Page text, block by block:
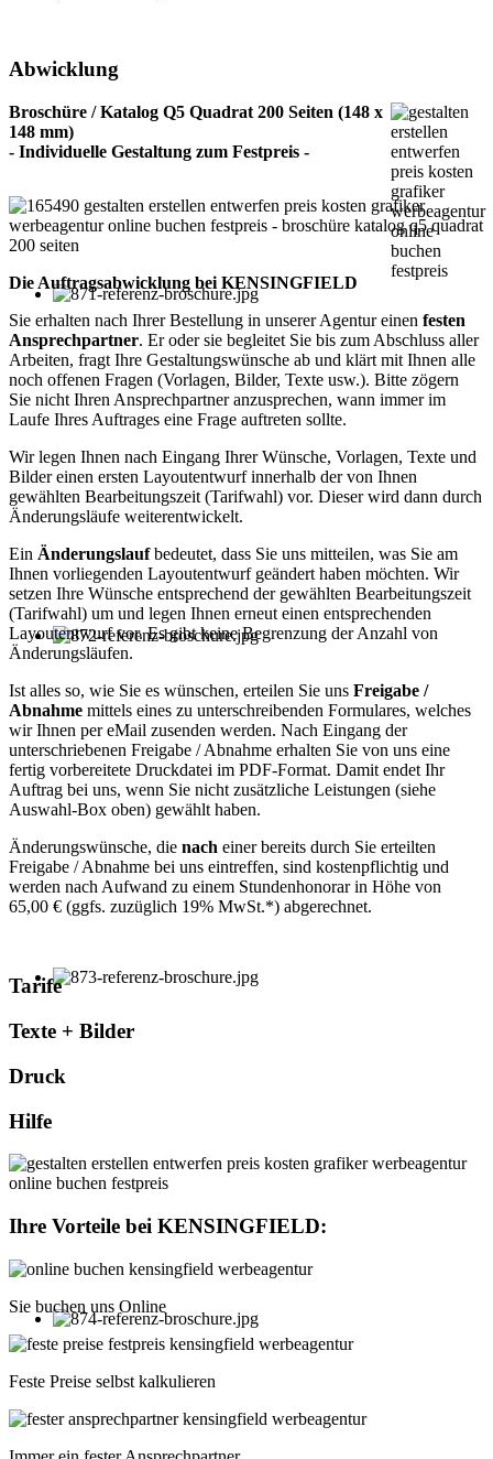
Abwicklung
Broschüre / Katalog Q5 Quadrat 200 Seiten (148 x
148 mm)
- Individuelle Gestaltung zum Festpreis -
Die Auftragsabwicklung bei KENSINGFIELD
Sie erhalten nach Ihrer Bestellung in unserer Agentur einen festen
Ansprechpartner. Er oder sie begleitet Sie bis zum Abschluss aller
Arbeiten, fragt Ihre Gestaltungswünsche ab und klärt mit Ihnen alle
noch offenen Fragen (Vorlagen, Bilder, Texte usw.). Bitte zögern
Sie nicht Ihren Ansprechpartner anzusprechen, wann immer im
Laufe Ihres Auftrages eine Frage auftreten sollte.
Wir legen Ihnen nach Eingang Ihrer Wünsche, Vorlagen, Texte und
Bilder einen ersten Layoutentwurf innerhalb der von Ihnen
gewählten Bearbeitungszeit (Tarifwahl) vor. Dieser wird dann durch
Änderungsläufe weiterentwickelt.
Ein Änderungslaufbedeutet, dass Sie uns mitteilen, was Sie am
Ihnen vorliegenden Layoutentwurf geändert haben möchten. Wir
setzen Ihre Wünsche entsprechend der gewählten Bearbeitungszeit
(Tarifwahl) um und legen Ihnen erneut einen entsprechenden
Layoutentwurf vor. Es gibt keine Begrenzung der Anzahl von
Änderungsläufen.
Ist alles so, wie Sie es wünschen, erteilen Sie uns Freigabe /
Abnahme mittels eines zu unterschreibenden Formulares, welches
wir Ihnen per eMail zusenden werden. Nach Eingang der
unterschriebenen Freigabe / Abnahme erhalten Sie von uns eine
fertig vorbereitete Druckdatei im PDF-Format. Damit endet Ihr
Auftrag bei uns, wenn Sie nicht zusätzliche Leistungen (siehe
Auswahl-Box oben) gewählt haben.
Änderungswünsche, die nach einer bereits durch Sie erteilten
Freigabe / Abnahme bei uns eintreffen, sind kostenpflichtig und
werden nach Aufwand zu einem Stundenhonorar in Höhe von
65,00 € (ggfs. zuzüglich 19% MwSt.*) abgerechnet.
Tarife
Texte + Bilder
Druck
Hilfe
Ihre Vorteile bei KENSINGFIELD:
Sie buchen uns Online
Feste Preise selbst kalkulieren